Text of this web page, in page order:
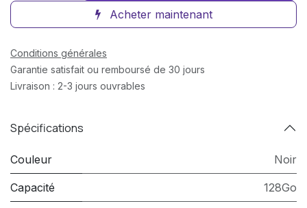
Acheter maintenant
Conditions générales
Garantie satisfait ou remboursé de 30 jours
Livraison : 2-3 jours ouvrables
Spécifications
Couleur Noir
Capacité 128Go